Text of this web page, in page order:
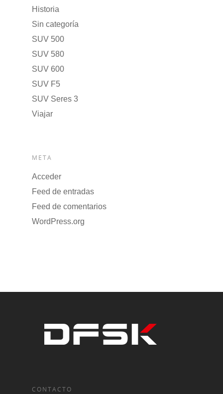
Historia
Sin categoría
SUV 500
SUV 580
SUV 600
SUV F5
SUV Seres 3
Viajar
META
Acceder
Feed de entradas
Feed de comentarios
WordPress.org
CONTACTO